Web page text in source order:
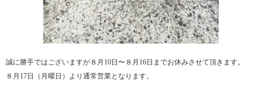
誠に勝手ではございますが８月10日〜８月16日までお休みさせて頂きます。
８月17日（月曜日）より通常営業となります。